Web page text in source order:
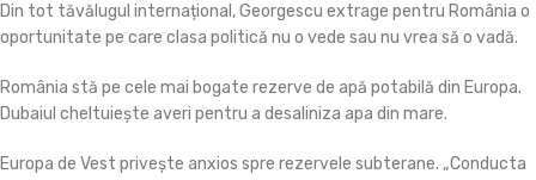
Din tot tăvălugul internațional, Georgescu extrage pentru România o
oportunitate pe care clasa politică nu o vede sau nu vrea să o vadă.
România stă pe cele mai bogate rezerve de apă potabilă din Europa.
Dubaiul cheltuiește averi pentru a desaliniza apa din mare.
Europa de Vest privește anxios spre rezervele subterane. „Conducta